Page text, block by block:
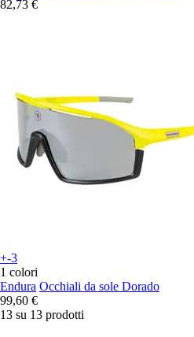
82,73 €
+-3
1 colori
Endura Occhiali da sole Dorado
99,60 €
13 su 13 prodotti